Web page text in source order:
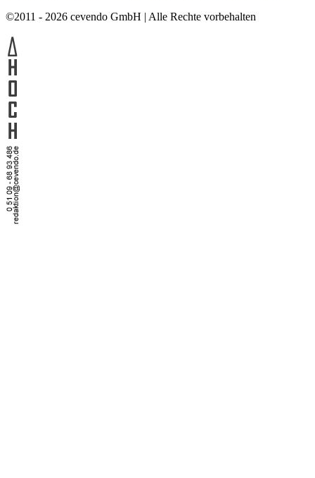
©2011 - 2026 cevendo GmbH | Alle Rechte vorbehalten